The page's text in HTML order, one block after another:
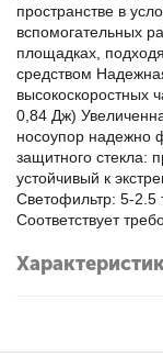
пространстве в
вспомогательных
площадках,
средством
высокоскоростных
0,84 Дж)
носоупор надежно
защитного стекла:
устойчивый к
Светофильтр: 5-2.5
Соответствует